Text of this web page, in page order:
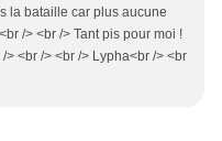
la bataille car plus aucune
/> <br /> Tant pis pour moi !
> <br /> <br /> Lypha<br /> <br